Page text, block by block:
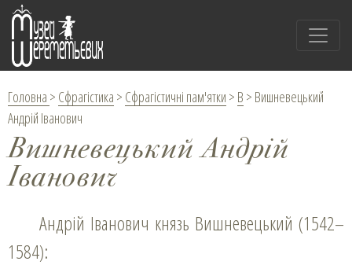
Головна > Сфрагістика > Сфрагістичні пам'ятки > В > Вишневецький
Андрій Іванович
Вишневецький Андрій
Іванович
Андрій Іванович князь Вишневецький (1542–
1584):